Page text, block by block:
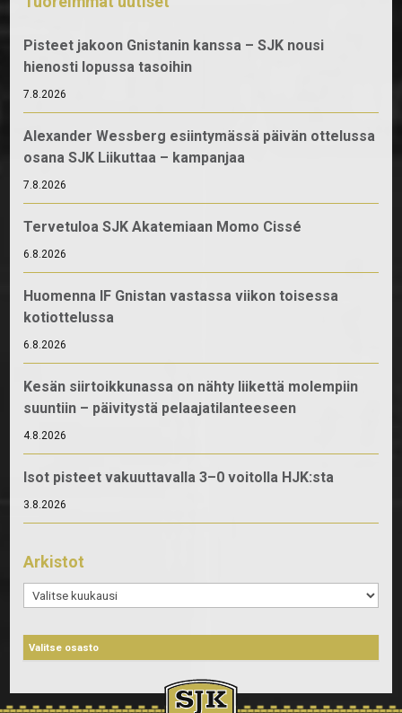
Pisteet jakoon Gnistanin kanssa – SJK nousi
hienosti lopussa tasoihin
7.8.2026
Alexander Wessberg esiintymässä päivän ottelussa
osana SJK Liikuttaa – kampanjaa
7.8.2026
Tervetuloa SJK Akatemiaan Momo Cissé
6.8.2026
Huomenna IF Gnistan vastassa viikon toisessa
kotiottelussa
6.8.2026
Kesän siirtoikkunassa on nähty liikettä molempiin
suuntiin – päivitystä pelaajatilanteeseen
4.8.2026
Isot pisteet vakuuttavalla 3–0 voitolla HJK:sta
3.8.2026
Arkistot
Arkistot